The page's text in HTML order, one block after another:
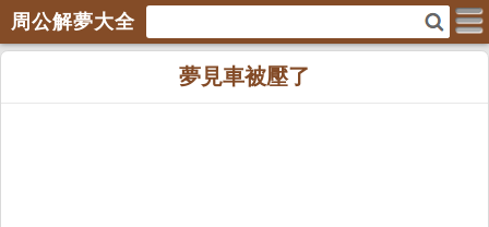
周公解夢大全
夢見車被壓了